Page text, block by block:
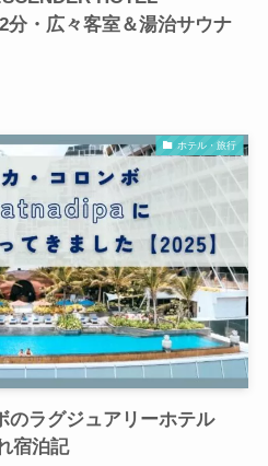
分・広々客室＆湯治サウナ
ホテル・旅行
のラグジュアリーホテル
宿泊記